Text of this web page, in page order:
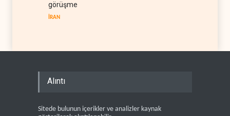
görüşme
İRAN
Alıntı
Sitede bulunun içerikler ve analizler kaynak